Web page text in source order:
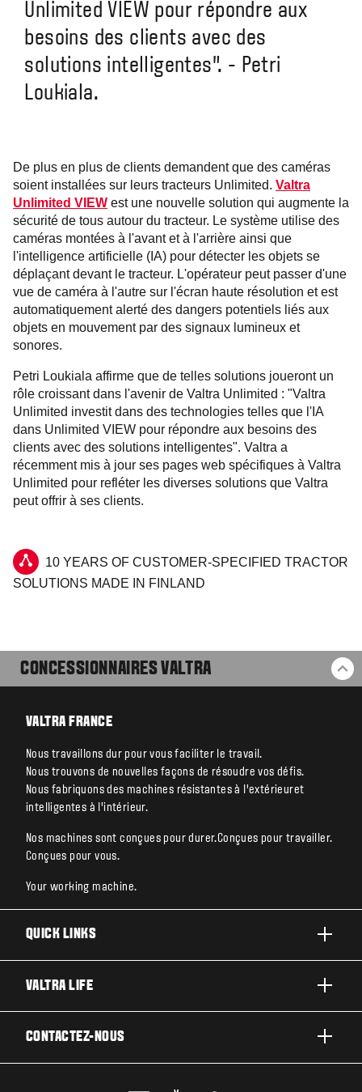
Unlimited VIEW pour répondre aux
besoins des clients avec des
solutions intelligentes". - Petri
Loukiala.
De plus en plus de clients demandent que des caméras
soient installées sur leurs tracteurs Unlimited. Valtra
Unlimited VIEW est une nouvelle solution qui augmente la
sécurité de tous autour du tracteur. Le système utilise des
caméras montées à l'avant et à l'arrière ainsi que
l'intelligence artificielle (IA) pour détecter les objets se
déplaçant devant le tracteur. L'opérateur peut passer d'une
vue de caméra à l'autre sur l'écran haute résolution et est
automatiquement alerté des dangers potentiels liés aux
objets en mouvement par des signaux lumineux et
sonores.
Petri Loukiala affirme que de telles solutions joueront un
rôle croissant dans l'avenir de Valtra Unlimited : "Valtra
Unlimited investit dans des technologies telles que l'IA
dans Unlimited VIEW pour répondre aux besoins des
clients avec des solutions intelligentes". Valtra a
récemment mis à jour ses pages web spécifiques à Valtra
Unlimited pour refléter les diverses solutions que Valtra
peut offrir à ses clients.
10 YEARS OF CUSTOMER-SPECIFIED TRACTOR
SOLUTIONS MADE IN FINLAND
CONCESSIONNAIRES VALTRA
VALTRA FRANCE
Nous travaillons dur pour vous faciliter le travail.
Nous trouvons de nouvelles façons de résoudre vos défis.
Nous fabriquons des machines résistantes à l’extérieuret
intelligentes à l’intérieur.
Nos machines sont conçues pour durer.Conçues pour travailler.
Conçues pour vous.
Your working machine.
QUICK LINKS
TECHNOLOGIES
VALTRA LIFE
CONTACTEZ-NOUS